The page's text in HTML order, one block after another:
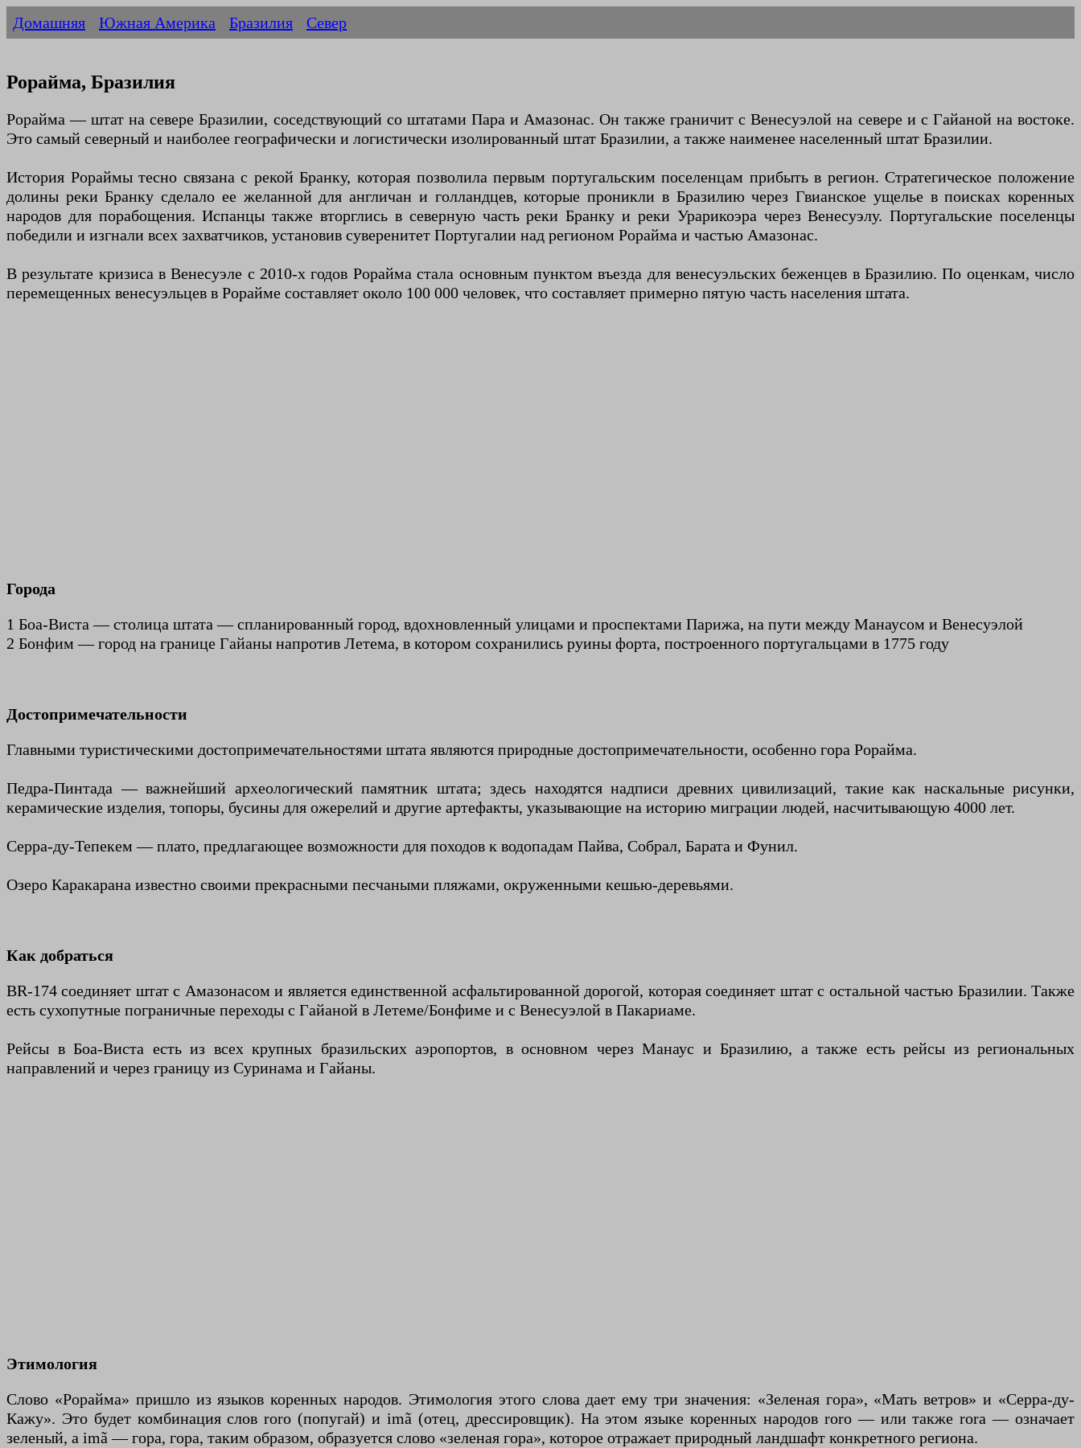
Домашняя Южная Америка Бразилия Север
Рорайма, Бразилия
Рорайма — штат на севере Бразилии, соседствующий со штатами Пара и Амазонас. Он также граничит с Венесуэлой на севере и с Гайаной на востоке.
Это самый северный и наиболее географически и логистически изолированный штат Бразилии, а также наименее населенный штат Бразилии.
История Рораймы тесно связана с рекой Бранку, которая позволила первым португальским поселенцам прибыть в регион. Стратегическое положение
долины реки Бранку сделало ее желанной для англичан и голландцев, которые проникли в Бразилию через Гвианское ущелье в поисках коренных
народов для порабощения. Испанцы также вторглись в северную часть реки Бранку и реки Урарикоэра через Венесуэлу. Португальские поселенцы
победили и изгнали всех захватчиков, установив суверенитет Португалии над регионом Рорайма и частью Амазонас.
В результате кризиса в Венесуэле с 2010-х годов Рорайма стала основным пунктом въезда для венесуэльских беженцев в Бразилию. По оценкам, число
перемещенных венесуэльцев в Рорайме составляет около 100 000 человек, что составляет примерно пятую часть населения штата.
Города
1 Боа-Виста — столица штата — спланированный город, вдохновленный улицами и проспектами Парижа, на пути между Манаусом и Венесуэлой
2 Бонфим — город на границе Гайаны напротив Летема, в котором сохранились руины форта, построенного португальцами в 1775 году
Достопримечательности
Главными туристическими достопримечательностями штата являются природные достопримечательности, особенно гора Рорайма.
Педра-Пинтада — важнейший археологический памятник штата; здесь находятся надписи древних цивилизаций, такие как наскальные рисунки,
керамические изделия, топоры, бусины для ожерелий и другие артефакты, указывающие на историю миграции людей, насчитывающую 4000 лет.
Серра-ду-Тепекем — плато, предлагающее возможности для походов к водопадам Пайва, Собрал, Барата и Фунил.
Озеро Каракарана известно своими прекрасными песчаными пляжами, окруженными кешью-деревьями.
Как добраться
BR-174 соединяет штат с Амазонасом и является единственной асфальтированной дорогой, которая соединяет штат с остальной частью Бразилии. Также
есть сухопутные пограничные переходы с Гайаной в Летеме/Бонфиме и с Венесуэлой в Пакариаме.
Рейсы в Боа-Виста есть из всех крупных бразильских аэропортов, в основном через Манаус и Бразилию, а также есть рейсы из региональных
направлений и через границу из Суринама и Гайаны.
Этимология
Слово «Рорайма» пришло из языков коренных народов. Этимология этого слова дает ему три значения: «Зеленая гора», «Мать ветров» и «Серра-ду-
Кажу». Это будет комбинация слов roro (попугай) и imã (отец, дрессировщик). На этом языке коренных народов roro — или также rora — означает
зеленый, а imã — гора, гора, таким образом, образуется слово «зеленая гора», которое отражает природный ландшафт конкретного региона.